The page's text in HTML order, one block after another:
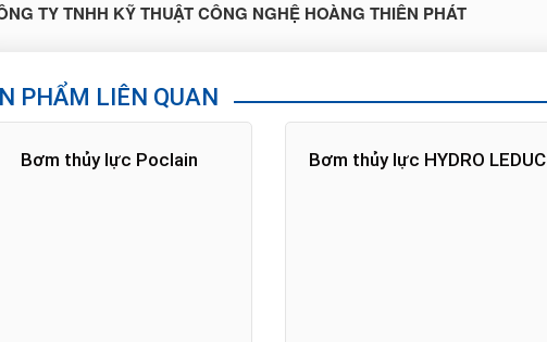
TY TNHH KỸ THUẬT CÔNG NGHỆ HOÀNG THIÊN PHÁT
PHẨM LIÊN QUAN
Bơm thủy lực Poclain Bơm thủy lực HYDRO LEDUC